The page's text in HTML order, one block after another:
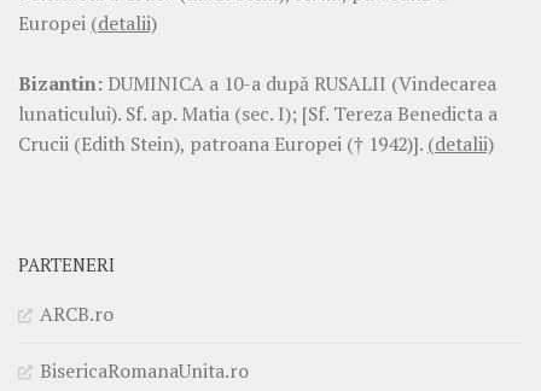
Europei (detalii)
Bizantin: DUMINICA a 10-a după RUSALII (Vindecarea
lunaticului). Sf. ap. Matia (sec. I); [Sf. Tereza Benedicta a
Crucii (Edith Stein), patroana Europei († 1942)]. (detalii)
PARTENERI
ARCB.ro
BisericaRomanaUnita.ro